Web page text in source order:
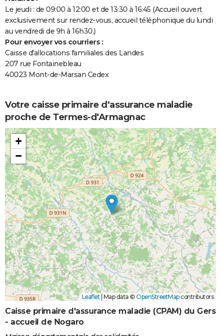
Le jeudi : de 09:00 à 12:00 et de 13:30 à 16:45 (Accueil ouvert
exclusivement sur rendez-vous, accueil téléphonique du lundi
au vendredi de 9h à 16h30.)
Pour envoyer vos courriers :
Caisse d'allocations familiales des Landes
207 rue Fontainebleau
40023 Mont-de-Marsan Cedex
Votre caisse primaire d'assurance maladie
proche de Termes-d'Armagnac
+
−
Leaflet Map data © OpenStreetMapcontributors
Caisse primaire d'assurance maladie (CPAM) du Gers
- accueil de Nogaro